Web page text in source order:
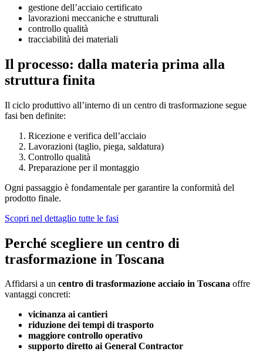
gestione dell’acciaio certificato
lavorazioni meccaniche e strutturali
controllo qualità
tracciabilità dei materiali
Il processo: dalla materia prima alla
struttura finita
Il ciclo produttivo all’interno di un centro di trasformazione segue
fasi ben definite:
Ricezione e verifica dell’acciaio
Lavorazioni (taglio, piega, saldatura)
Controllo qualità
Preparazione per il montaggio
Ogni passaggio è fondamentale per garantire la conformità del
prodotto finale.
Scopri nel dettaglio tutte le fasi
Perché scegliere un centro di
trasformazione in Toscana
Affidarsi a un centro di trasformazione acciaio in Toscana offre
vantaggi concreti:
vicinanza ai cantieri
riduzione dei tempi di trasporto
maggiore controllo operativo
supporto diretto ai General Contractor